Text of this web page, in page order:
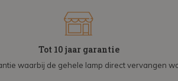
Tot 10 jaar garantie
waarbij de gehele lamp direct vervangen